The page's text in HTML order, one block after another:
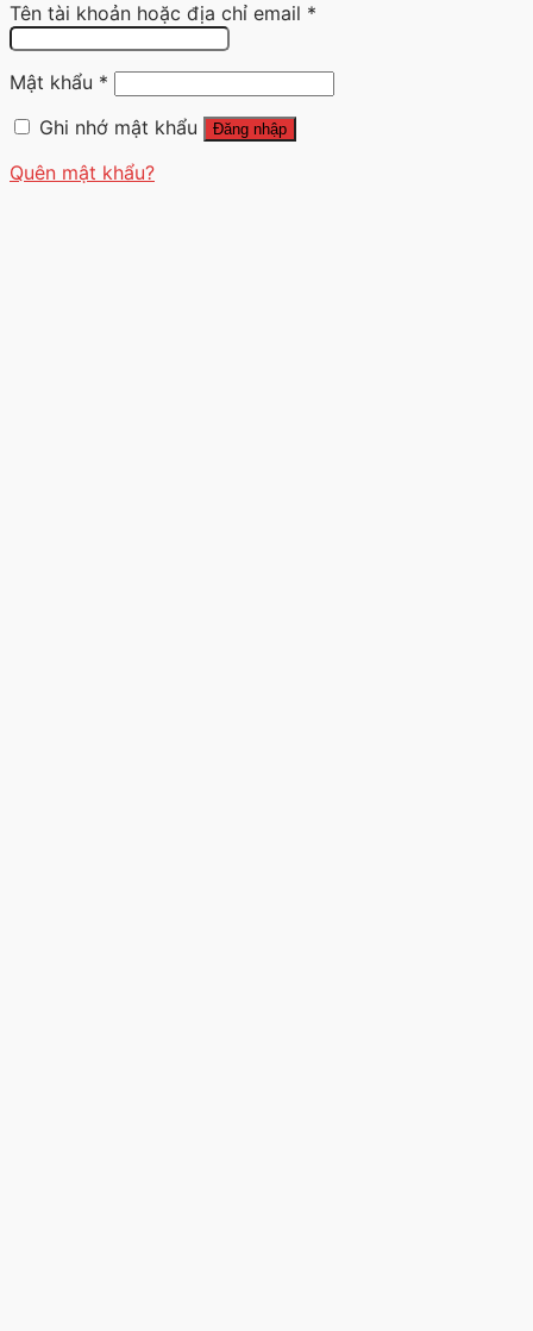
Tên tài khoản hoặc địa chỉ email *
Mật khẩu *
Ghi nhớ mật khẩu
Đăng nhập
Quên mật khẩu?